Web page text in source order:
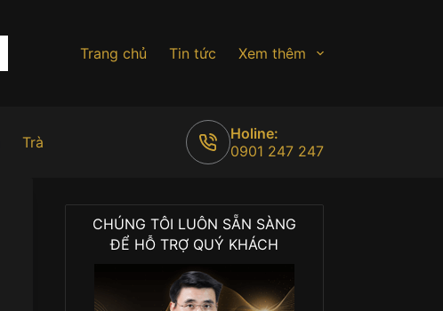
Trang chủ Tin tức Xem thêm
Trà
Holine:
0901 247 247
CHÚNG TÔI LUÔN SẴN SÀNG
ĐỂ HỖ TRỢ QUÝ KHÁCH